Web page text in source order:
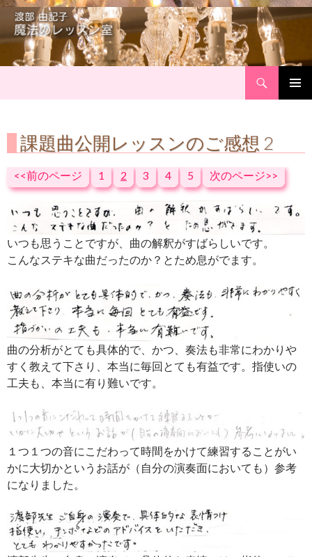
課題曲公開レッスンのご感想 2
<<前のページ 1 2 3 4 5 次のページ>>
いつも思うことですが、曲の解釈がすばらしいです。
こんなステキな曲だったのか？とため息がでます。
曲の分析がとても具体的で、かつ、奏法も非常にわかりや
すく教えて下さり、本当に毎回とても有益です。指使いの
工夫も、本当に有り難いです。
１つ１つの音にこだわって時間をかけて練習することがい
かに大切かというお話が（自分の演奏面においても）参考
になりました。